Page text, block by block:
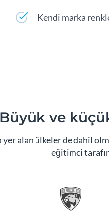
Kendi marka
Büyük ve
yer alan ülkeler de dahil
eğitimci